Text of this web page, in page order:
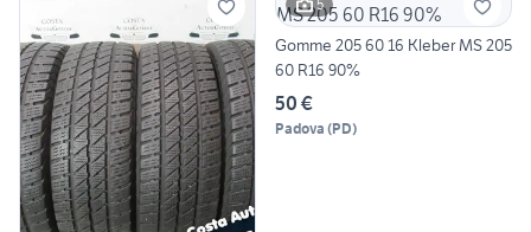
5
Gomme 205 60 16 Kleber MS 205
60 R16 90%
50 €
Padova (PD)